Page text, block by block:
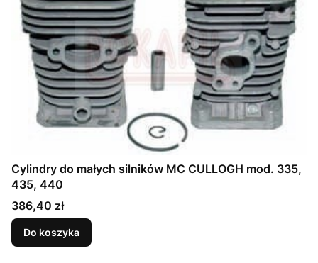
Cylindry do małych silników MC CULLOGH mod. 335,
435, 440
Cena
386,40 zł
Do koszyka